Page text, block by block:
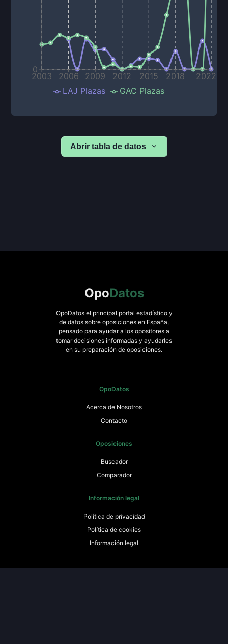
2003 2006 2009 2012 2015 2018 2022
0
LAJ Plazas GAC Plazas
Abrir tabla de datos
OpoDatos
OpoDatos el principal portal estadístico y
de datos sobre oposiciones en España,
pensado para ayudar a los opositores a
tomar decisiones informadas y ayudarles
en su preparación de oposiciones.
OpoDatos
Acerca de Nosotros
Contacto
Oposiciones
Buscador
Comparador
Información legal
Política de privacidad
Política de cookies
Información legal